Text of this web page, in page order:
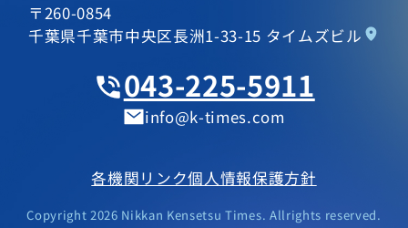
〒260-0854
千葉県千葉市中央区長洲1-33-15 タイムズビル
043-225-5911
info k-times.com
各機関リンク個人情報保護方針
Copyright 2026 Nikkan Kensetsu Times. Allrights reserved.